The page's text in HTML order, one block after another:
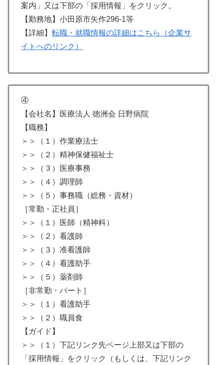
案内」又は下部の「採用情報」をクリック。
【勤務地】小田原市矢作296-1等
【詳細】 転職・就職情報の詳細はこちら（企業サ
イトへのリンク）
④
【会社名】医療法人 徳洲会 日野病院
【職務】
＞＞（１）作業療法士
＞＞（２）精神保健福祉士
＞＞（３）医療事務
＞＞（４）調理師
＞＞（５）事務職（総務・資材）
［常勤・正社員］
＞＞（１）医師（精神科）
＞＞（２）看護師
＞＞（３）准看護師
＞＞（４）看護助手
＞＞（５）薬剤師
［非常勤・パート］
＞＞（１）看護助手
＞＞（２）職員食
【ガイド】
＞＞（１）下記リンク先ページ上部又は下部の
「採用情報」をクリック（もしくは、下記リンク